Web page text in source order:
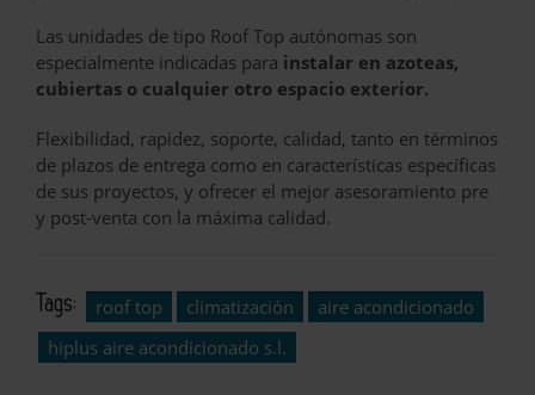
Las unidades de tipo Roof Top autónomas son
especialmente indicadas para instalar en azoteas,
cubiertas o cualquier otro espacio exterior.
Flexibilidad, rapidez, soporte, calidad, tanto en términos
de plazos de entrega como en características específicas
de sus proyectos, y ofrecer el mejor asesoramiento pre
y post-venta con la máxima calidad.
Tags: roof top climatización
aire acondicionado
hiplus aire acondicionado s.l.